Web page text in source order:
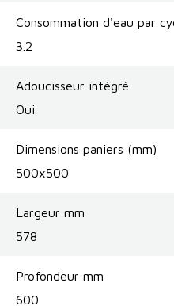
Consommation d'eau par
3.2
Adoucisseur intégré
Oui
Dimensions paniers (mm)
500x500
Largeur mm
578
Profondeur mm
600